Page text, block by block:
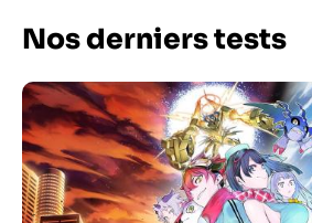
Nos derniers tests